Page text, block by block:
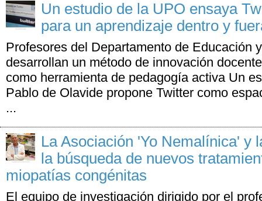
Un estudio de la UPO ensaya
para un aprendizaje dentro y
Profesores del Departamento de Educación
desarrollan un método de innovación
como herramienta de pedagogía activa Un
Pablo de Olavide propone Twitter como
...
La Asociación 'Yo Nemalínica' y
la búsqueda de nuevos
miopatías congénitas
El equipo de investigación dirigido por el